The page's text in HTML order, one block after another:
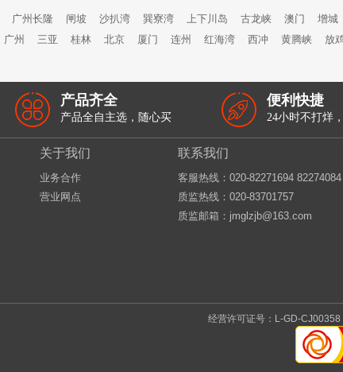
广州长隆 闸坡 沙扒湾 巽寮湾 上下川岛 古龙峡 澳门 增城
广州 三亚 桂林 北京 厦门 连州 红海湾 西冲 黄腾峡 放
产品齐全
产品全自主选，随心买
便利快捷
24小时不打烊
关于我们
业务合作
营业网点
联系我们
客服热线：‭020-82271694 82274084
质监热线：020-83701757
质监邮箱：jmglzjb@163.com
经营许可证号：L-GD-CJ00358